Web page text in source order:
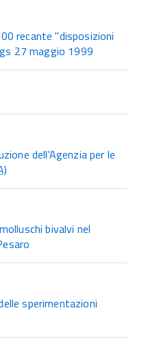
recante "disposizioni
27 maggio 1999
dell'Agenzia per le
)
bivalvi nel
sperimentazioni